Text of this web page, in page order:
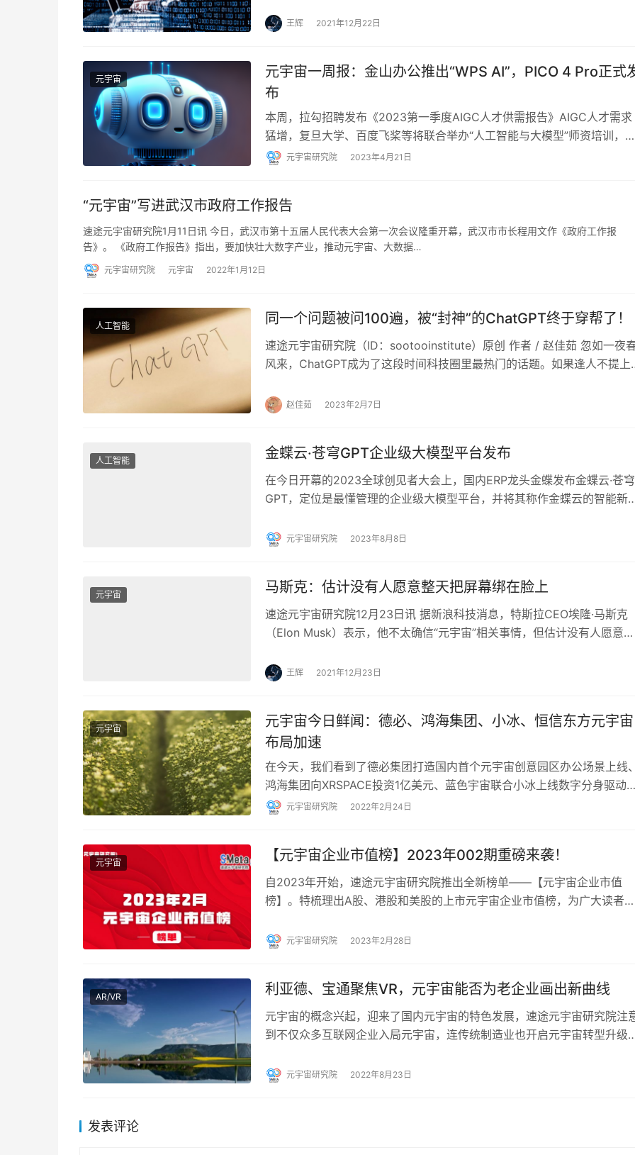
王辉 2021年12月22日
元宇宙
元宇宙一周报：金山办公推出“WPS AI”，PICO 4 Pro正式
布
本周，拉勾招聘发布《2023第一季度AIGC人才供需报告》AIGC人才需求
猛增，复旦大学、百度飞桨等将联合举办“人工智能与大模型”师资培训，
钉正式接入阿里“通义千问”大模型，Pi…
元宇宙研究院 2023年4月21日
“元宇宙”写进武汉市政府工作报告
速途元宇宙研究院1月11日讯 今日，武汉市第十五届人民代表大会第一次会议隆重开幕，武汉市市长程用文作《政府工作报
告》。 《政府工作报告》指出，要加快壮大数字产业，推动元宇宙、大数据…
元宇宙研究院 元宇宙 2022年1月12日
人工智能 同一个问题被问100遍，被“封神”的ChatGPT终于穿帮了！
速途元宇宙研究院（ID：sootooinstitute）原创 作者 / 赵佳茹 忽如一夜
风来，ChatGPT成为了这段时间科技圈里最热门的话题。如果逢人不提
赵佳茹 2023年2月7日
人工智能 金蝶云·苍穹GPT企业级大模型平台发布
在今日开幕的2023全球创见者大会上，国内ERP龙头金蝶发布金蝶云·苍穹
GPT，定位是最懂管理的企业级大模型平台，并将其称作金蝶云的智能新
元宇宙研究院 2023年8月8日
元宇宙 马斯克：估计没有人愿意整天把屏幕绑在脸上
速途元宇宙研究院12月23日讯 据新浪科技消息，特斯拉CEO埃隆·马斯克
（Elon Musk）表示，他不太确信“元宇宙”相关事情，但估计没有人愿意整
王辉 2021年12月23日
元宇宙
元宇宙今日鲜闻：德必、鸿海集团、小冰、恒信东方元宇宙
布局加速
在今天，我们看到了德必集团打造国内首个元宇宙创意园区办公场景上线
鸿海集团向XRSPACE投资1亿美元、蓝色宇宙联合小冰上线数字分身驱动
台等相关动态，元宇宙布局在加速，接下来，和…
元宇宙研究院 2022年2月24日
元宇宙 【元宇宙企业市值榜】2023年002期重磅来袭！
自2023年开始，速途元宇宙研究院推出全新榜单——【元宇宙企业市值
榜】。特梳理出A股、港股和美股的上市元宇宙企业市值榜，为广大读者及
元宇宙研究院 2023年2月28日
AR/VR 利亚德、宝通聚焦VR，元宇宙能否为老企业画出新曲线
元宇宙的概念兴起，迎来了国内元宇宙的特色发展，速途元宇宙研究院注
到不仅众多互联网企业入局元宇宙，连传统制造业也开启元宇宙转型升级
元宇宙研究院 2022年8月23日
发表评论